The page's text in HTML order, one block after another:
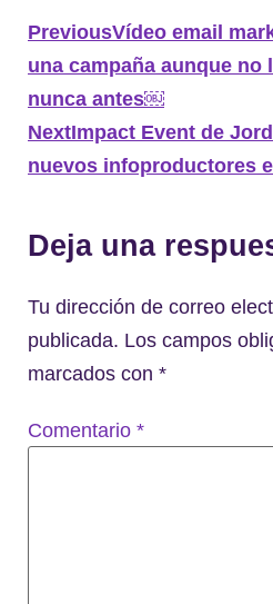
PreviousVídeo email
una campaña aunque no
nunca antes￼
NextImpact Event de
nuevos infoproductores
Deja una
Tu dirección de correo
publicada. Los campos
marcados con *
Comentario *